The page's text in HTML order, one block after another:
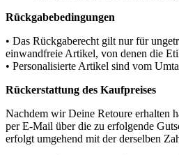
Rückgabebedingungen
• Das Rückgaberecht gilt nur für
einwandfreie Artikel, von denen die
• Personalisierte Artikel sind vom
Rückerstattung des Kaufpreises
Nachdem wir Deine Retoure erhalten
per E-Mail über die zu erfolgende
erfolgt umgehend mit der derselben